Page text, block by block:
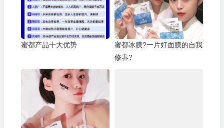
蜜都产品十大优势
蜜都冰膜?一片好面膜的自我
修养?